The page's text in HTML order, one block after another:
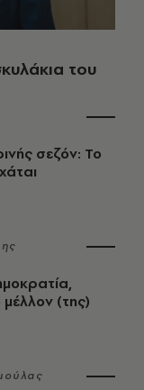
του
σεζόν: Το
μέλλον (της)